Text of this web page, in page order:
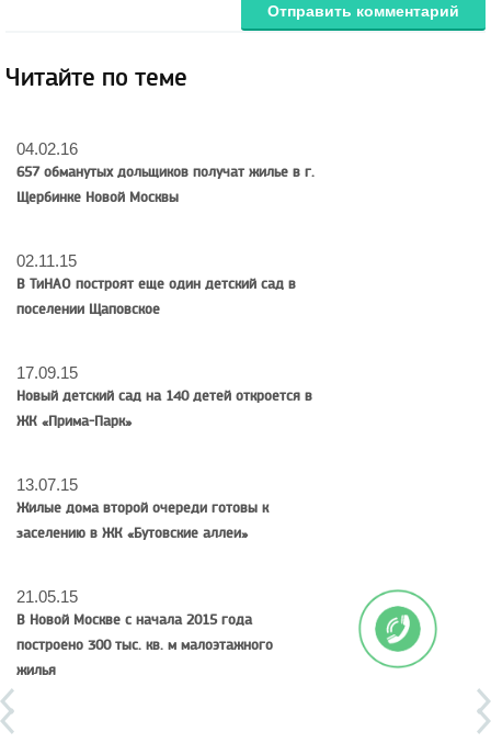
Отправить комментарий
Читайте по теме
04.02.16
657 обманутых дольщиков получат жилье в г.
Щербинке Новой Москвы
02.11.15
В ТиНАО построят еще один детский сад в
поселении Щаповское
17.09.15
Новый детский сад на 140 детей откроется в
ЖК «Прима-Парк»
13.07.15
Жилые дома второй очереди готовы к
заселению в ЖК «Бутовские аллеи»
21.05.15
В Новой Москве с начала 2015 года
построено 300 тыс. кв. м малоэтажного
жилья